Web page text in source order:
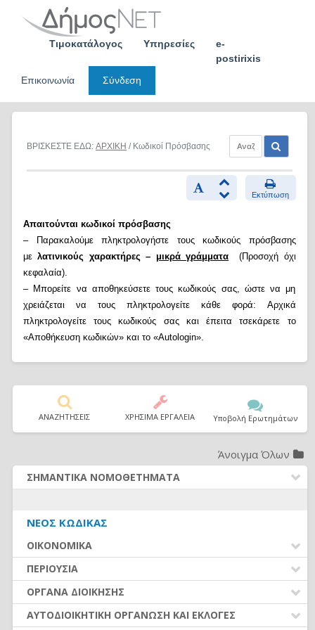
Τιμοκατάλογος Υπηρεσίες
e-
postirixis
Επικοινωνία
Σύνδεση
ΒΡΙΣΚΕΣΤΕ ΕΔΩ: ΑΡΧΙΚΗ / Κωδικοί Πρόσβασης
Εκτύπωση
Απαιτούνται κωδικοί πρόσβασης
– Παρακαλούμε πληκτρολογήστε τους κωδικούς πρόσβασης
μελατινικούς χαρακτήρες – μικρά γράμματα (Προσοχή όχι
κεφαλαία).
– Μπορείτε να αποθηκεύσετε τους κωδικούς σας, ώστε να μη
χρειάζεται να τους πληκτρολογείτε κάθε φορά: Αρχικά
πληκτρολογείτε τους κωδικούς σας και έπειτα τσεκάρετε το
«Αποθήκευση κωδικών» και το «Autologin».
ΑΝΑΖΗΤΗΣΕΙΣ ΧΡΗΣΙΜΑ ΕΡΓΑΛΕΙΑ Υποβολή Ερωτημάτων
Άνοιγμα Όλων
ΣΗΜΑΝΤΙΚΑ ΝΟΜΟΘΕΤΗΜΑΤΑ
ΚΩΔΙΚΑΣ ΔΗΜΟΤ. ΥΠΑΛΛΗΛΩΝ (Ν.3584/2007)
ΔΗΜΟΣΙΕΣ ΣΥΜΒΑΣΕΙΣ (Ν. 4412/2016)
ΜΙΣΘΟΛΟΓΙΟ (Ν. 4354/2015)
ΑΣΦΑΛΙΣΤΙΚΟ (Ν. 4387/2016)
ΝΟΜΟΘΕΣΙΑ - ΝΟΜΟΛΟΓΙΑ (ΣΥΝΟΛΟ)
ΝΈΟΣ ΚΏΔΙΚΑΣ
ΟΙΚΟΝΟΜΙΚΑ
ΔΙΚΑΙΟΛΟΓΗΤΙΚΑ – ΚΡΑΤΗΣΕΙΣ ΧΕ
ΠΡΟΫΠΟΛΟΓΙΣΜΟΣ ΚΑΙ ΑΝΑΛΗΨΗ ΥΠΟΧΡΕΩΣΗΣ
ΠΛΗΡΩΜΗ ΔΑΠΑΝΩΝ
ΕΣΟΔΑ ΚΑΤΑ ΕΙΔΟΣ
ΠΕΡΙΟΥΣΙΑ
ΕΥΡΕΤΗΡΙΟ
ΟΡΓΑΝΑ ΔΙΟΙΚΗΣΗΣ
ΕΥΡΕΤΗΡΙΟ
ΑΥΤΟΔΙΟΙΚΗΤΙΚΗ ΟΡΓΑΝΩΣΗ ΚΑΙ ΕΚΛΟΓΕΣ